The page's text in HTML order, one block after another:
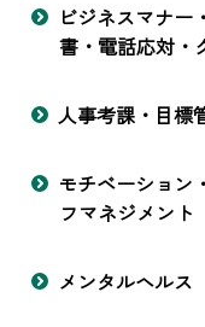
ビジネスマナ
書・電話応対・
人事考課・目標
モチベーション
フマネジメント
メンタルヘルス